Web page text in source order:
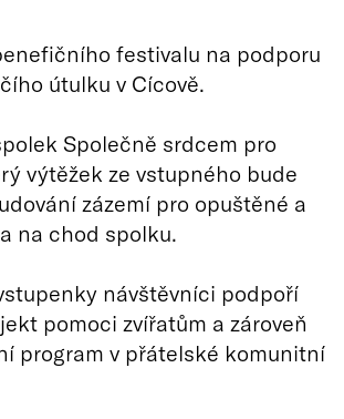
festivalu na podporu
útulku v Cícově.
Společně srdcem pro
výtěžek ze vstupného bude
zázemí pro opuštěné a
na chod spolku.
návštěvníci podpoří
pomoci zvířatům a zároveň
program v přátelské komunitní